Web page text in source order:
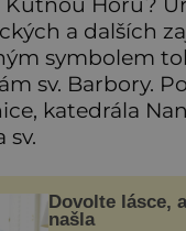
a dalších
symbolem
sv. Barbory.
katedrála
sv.
Dovolte lásce,
našla